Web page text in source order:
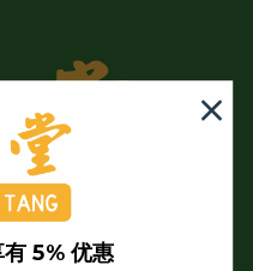
5% 优惠